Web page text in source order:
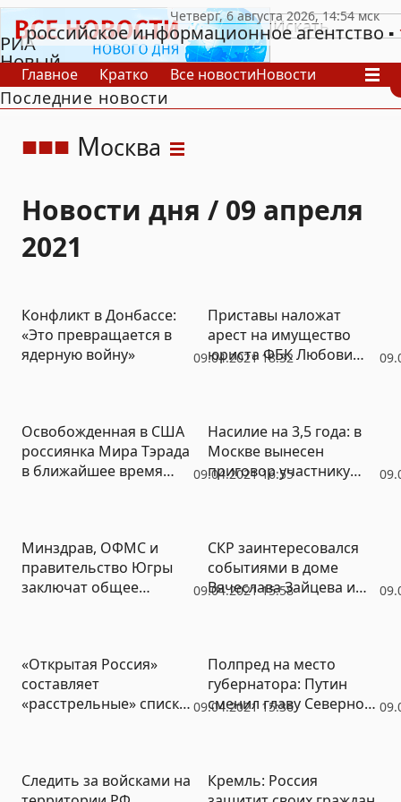
РИА
Новый
День
российское информационное агентство
Главное Кратко Все новостиНовости
В России
В мире
Последние новости
Москва
Новости дня / 09 апреля
2021
09.04.2021 18:32
Конфликт в Донбассе:
«Это превращается в
ядерную войну»
Приставы наложат
арест на имущество
юриста ФБК Любови
09.04.2021 16:55
Освобожденная в США
россиянка Мира Тэрада
в ближайшее время
Насилие на 3,5 года: в
Москве вынесен
приговор участнику
09.04.2021 15:58
Минздрав, ОФМС и
правительство Югры
заключат общее
СКР заинтересовался
событиями в доме
Вячеслава Зайцева и
09.04.2021 15:36
«Открытая Россия»
составляет
«расстрельные» списки
Полпред на место
губернатора: Путин
сменил главу Северной
Следить за войсками на
Кремль: Россия